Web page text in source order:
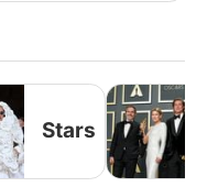
Stars